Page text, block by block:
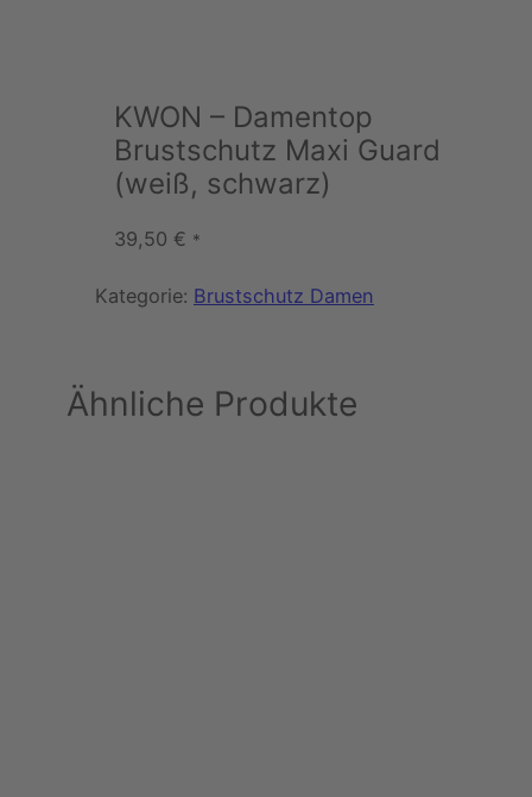
KWON – Damentop
Brustschutz Maxi Guard
(weiß, schwarz)
39,50 € *
Kategorie: Brustschutz Damen
Ähnliche Produkte